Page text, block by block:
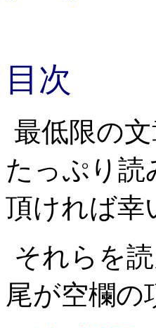
目次
最低限の
たっぷり読
頂ければ幸
それらを
尾が空欄の